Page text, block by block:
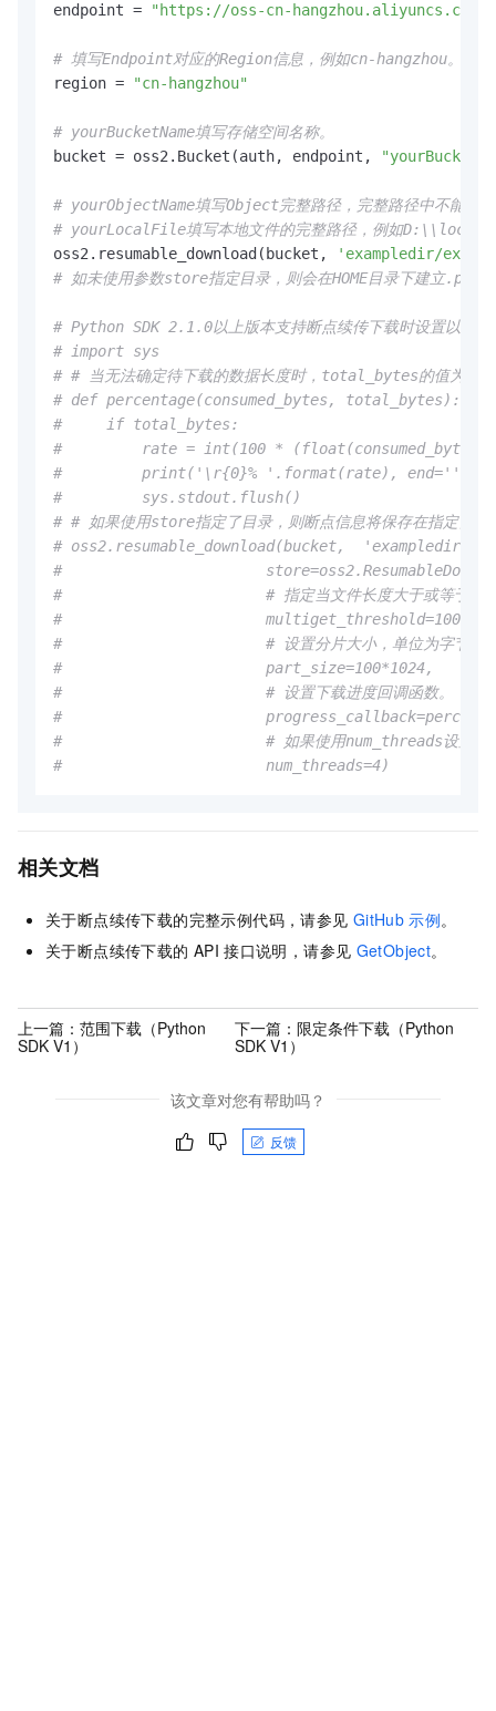
endpoint =
"https://oss-cn-hangzhou.aliyuncs.com"
# 填写Endpoint对应的Region信息，例如cn-hangzhou。注意
region =
"cn-hangzhou"
# yourBucketName填写存储空间名称。
bucket = oss2.Bucket(auth, endpoint,
# yourObjectName填写Object完整路径，完整路径中不能
# yourLocalFile填写本地文件的完整路径，例如
oss2.resumable_download(bucket,
'exampledir/
# 如未使用参数store指定目录，则会在HOME目录下建立.py-
# Python SDK 2.1.0以上版本支持断点续传下载时设置以下可
# import sys
# # 当无法确定待下载的数据长度时，total_bytes的值为
# def percentage(consumed_bytes, total_bytes):
#     if total_bytes:
#         rate = int(100 *
#         print('\r{0}% '.format(rate), end='')
#         sys.stdout.flush()
# # 如果使用store指定了目录，则断点信息将保存在指定目
# oss2.resumable_download(bucket,
#
#                       # 指定当文件长度大于或等于可选参
#
#                       # 设置分片大小，单位为字节，取值
#                       part_size=100*1024,
#                       # 设置下载进度回调函数。
#
#                       # 如果使用num_threads设置并发下载
#                       num_threads=4)
相关文档
关于断点续传下载的完整示例代码，请参见 GitHub 示例。
关于断点续传下载的 API 接口说明，请参见 GetObject。
上一篇： 范围下载（Python
SDK V1）
下一篇：限定条件下载（Python
SDK V1）
该文章对您有帮助吗？
反馈